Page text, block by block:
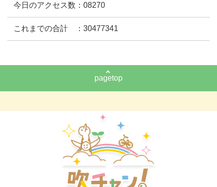
今日のアクセス数：08270
これまでの合計 ：30477341
pagetop